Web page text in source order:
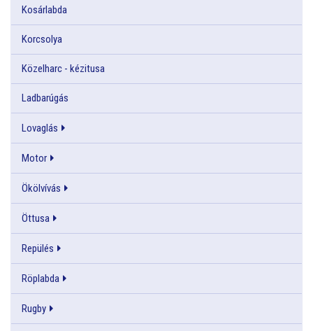
Kosárlabda
Korcsolya
Közelharc - kézitusa
Ladbarúgás
Lovaglás
Motor
Ökölvívás
Öttusa
Repülés
Röplabda
Rugby